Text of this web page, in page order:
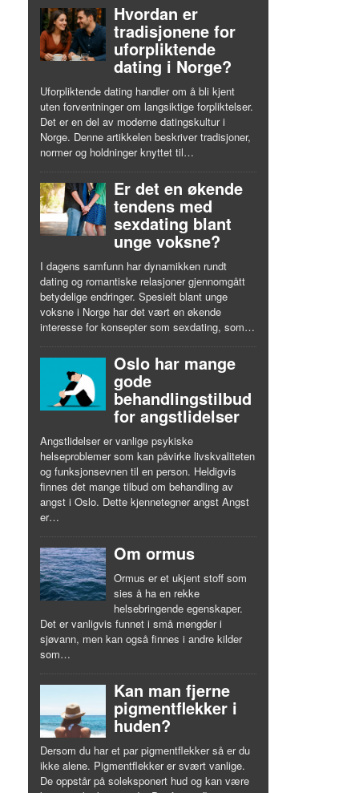
Hvordan er
tradisjonene for
uforpliktende
dating i Norge?
Uforpliktende dating handler om å bli kjent
uten forventninger om langsiktige forpliktelser.
Det er en del av moderne datingskultur i
Norge. Denne artikkelen beskriver tradisjoner,
normer og holdninger knyttet til…
Er det en økende
tendens med
sexdating blant
unge voksne?
I dagens samfunn har dynamikken rundt
dating og romantiske relasjoner gjennomgått
betydelige endringer. Spesielt blant unge
voksne i Norge har det vært en økende
interesse for konsepter som sexdating, som…
Oslo har mange
gode
behandlingstilbud
for angstlidelser
Angstlidelser er vanlige psykiske
helseproblemer som kan påvirke livskvaliteten
og funksjonsevnen til en person. Heldigvis
finnes det mange tilbud om behandling av
angst i Oslo. Dette kjennetegner angst Angst
er…
Om ormus
Ormus er et ukjent stoff som
sies å ha en rekke
helsebringende egenskaper.
Det er vanligvis funnet i små mengder i
sjøvann, men kan også finnes i andre kilder
som…
Kan man fjerne
pigmentflekker i
huden?
Dersom du har et par pigmentflekker så er du
ikke alene. Pigmentflekker er svært vanlige.
De oppstår på soleksponert hud og kan være